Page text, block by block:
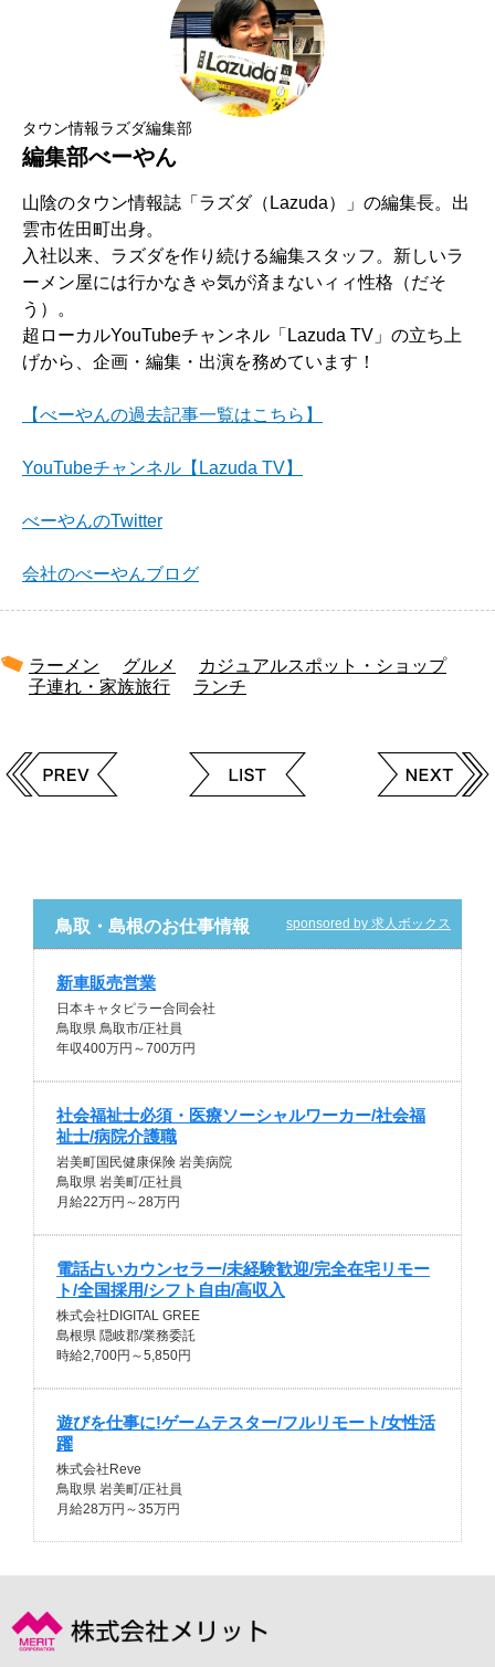
タウン情報ラズダ編集部
編集部べーやん
山陰のタウン情報誌「ラズダ（Lazuda）」の編集長。出
雲市佐田町出身。
入社以来、ラズダを作り続ける編集スタッフ。新しいラ
ーメン屋には行かなきゃ気が済まないィィ性格（だそ
う）。
超ローカルYouTubeチャンネル「Lazuda TV」の立ち上
げから、企画・編集・出演を務めています！
【べーやんの過去記事一覧はこちら】
YouTubeチャンネル【Lazuda TV】
べーやんのTwitter
会社のべーやんブログ
ラーメン グルメ
カジュアルスポット・ショップ
子連れ・家族旅行
ランチ
鳥取・島根のお仕事情報 sponsored by 求人ボックス
新車販売営業
日本キャタピラー合同会社
鳥取県 鳥取市/正社員
年収400万円～700万円
社会福祉士必須・医療ソーシャルワーカー/社会福
祉士/病院介護職
岩美町国民健康保険 岩美病院
鳥取県 岩美町/正社員
月給22万円～28万円
電話占いカウンセラー/未経験歓迎/完全在宅リモー
ト/全国採用/シフト自由/高収入
株式会社DIGITAL GREE
島根県 隠岐郡/業務委託
時給2,700円～5,850円
遊びを仕事に!ゲームテスター/フルリモート/女性活
躍
株式会社Reve
鳥取県 岩美町/正社員
月給28万円～35万円